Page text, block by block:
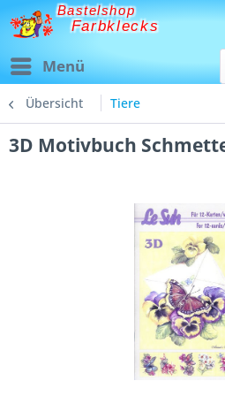
Bastelshop
Farbklecks
Menü
Übersicht Tiere
3D Motivbuch